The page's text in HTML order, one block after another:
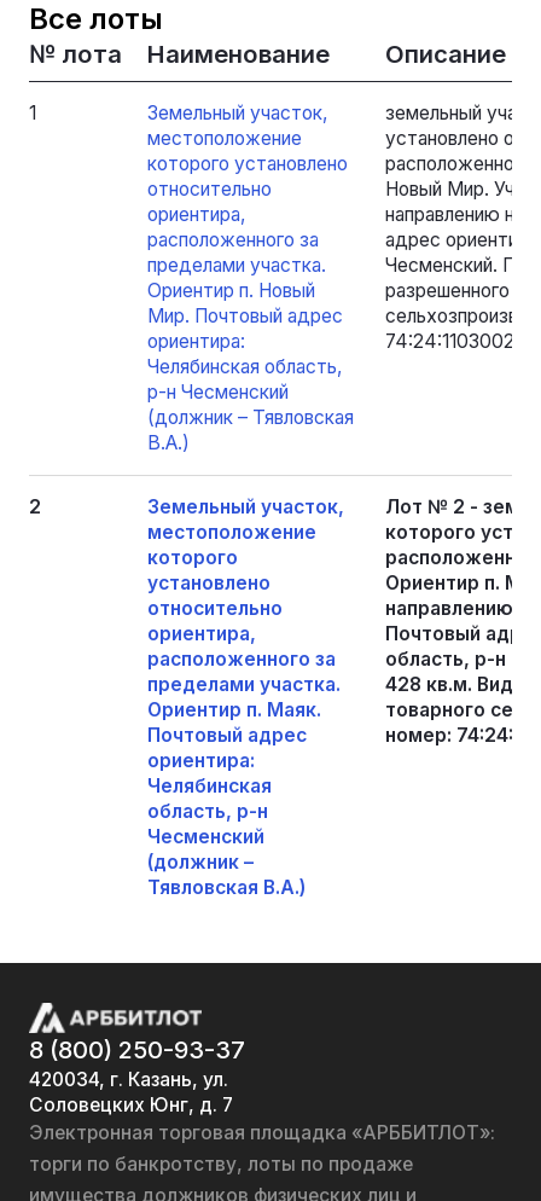
Все лоты
№ лота Наименование Описание
1
Земельный участок,
местоположение
которого установлено
относительно
ориентира,
расположенного за
пределами участка.
Ориентир п. Новый
Мир. Почтовый адрес
ориентира:
Челябинская область,
р-н Чесменский
(должник – Тявловская
В.А.)
земельный
установлено
расположенного
Новый Мир.
направлению на
адрес
Чесменский.
разрешенного
74:24:1103002:85
2
Земельный участок,
местоположение
которого
установлено
относительно
ориентира,
расположенного за
пределами участка.
Ориентир п. Маяк.
Почтовый адрес
ориентира:
Челябинская
область, р-н
Чесменский
(должник –
Тявловская В.А.)
Лот № 2 -
которого
Ориентир п.
направлению
Почтовый
область, р-н
428 кв.м. Вид
товарного
номер:
8 (800) 250-93-37
420034, г. Казань, ул.
Соловецких Юнг, д. 7
Электронная торговая площадка «АРББИТЛОТ»:
торги по банкротству, лоты по продаже
имущества должников физических лиц и